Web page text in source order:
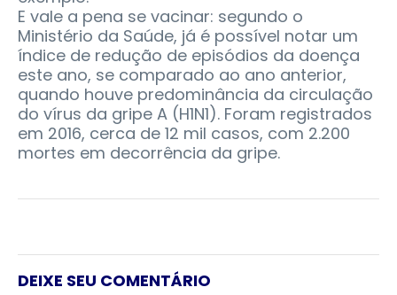
E vale a pena se vacinar: segundo o
Ministério da Saúde, já é possível notar um
índice de redução de episódios da doença
este ano, se comparado ao ano anterior,
quando houve predominância da circulação
do vírus da gripe A (H1N1). Foram registrados
em 2016, cerca de 12 mil casos, com 2.200
mortes em decorrência da gripe.
DEIXE SEU COMENTÁRIO